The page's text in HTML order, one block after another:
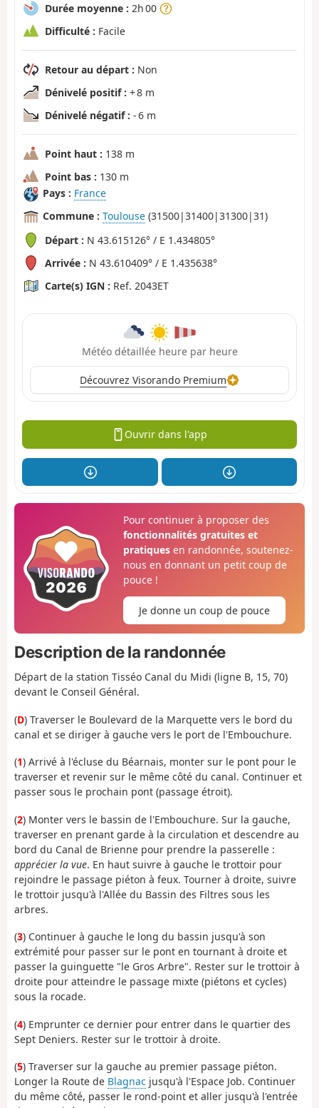
Durée moyenne : 2h 00
Difficulté : Facile
Retour au départ : Non
Dénivelé positif : + 8 m
Dénivelé négatif : - 6 m
Point haut : 138 m
Point bas : 130 m
Pays : France
Commune : Toulouse (31500|31400|31300|31)
Départ : N 43.615126° / E 1.434805°
Arrivée : N 43.610409° / E 1.435638°
Carte(s) IGN : Ref. 2043ET
Météo détaillée heure par heure
Découvrez Visorando Premium
Ouvrir dans l'app
Pour continuer à proposer des
fonctionnalités gratuites et
pratiquesen randonnée, soutenez-
nous en donnant un petit coup de
pouce !
Je donne un coup de pouce
Description de la randonnée
Départ de la station Tisséo Canal du Midi (ligne B, 15, 70)
devant le Conseil Général.
(D) Traverser le Boulevard de la Marquette vers le bord du
canal et se diriger à gauche vers le port de l'Embouchure.
(1) Arrivé à l'écluse du Béarnais, monter sur le pont pour le
traverser et revenir sur le même côté du canal. Continuer et
passer sous le prochain pont (passage étroit).
(2) Monter vers le bassin de l'Embouchure. Sur la gauche,
traverser en prenant garde à la circulation et descendre au
bord du Canal de Brienne pour prendre la passerelle :
apprécier la vue. En haut suivre à gauche le trottoir pour
rejoindre le passage piéton à feux. Tourner à droite, suivre
le trottoir jusqu'à l'Allée du Bassin des Filtres sous les
arbres.
(3) Continuer à gauche le long du bassin jusqu'à son
extrémité pour passer sur le pont en tournant à droite et
passer la guinguette "le Gros Arbre". Rester sur le trottoir à
droite pour atteindre le passage mixte (piétons et cycles)
sous la rocade.
(4) Emprunter ce dernier pour entrer dans le quartier des
Sept Deniers. Rester sur le trottoir à droite.
(5) Traverser sur la gauche au premier passage piéton.
Longer la Route de Blagnac jusqu'à l'Espace Job. Continuer
du même côté, passer le rond-point et aller jusqu'à l'entrée